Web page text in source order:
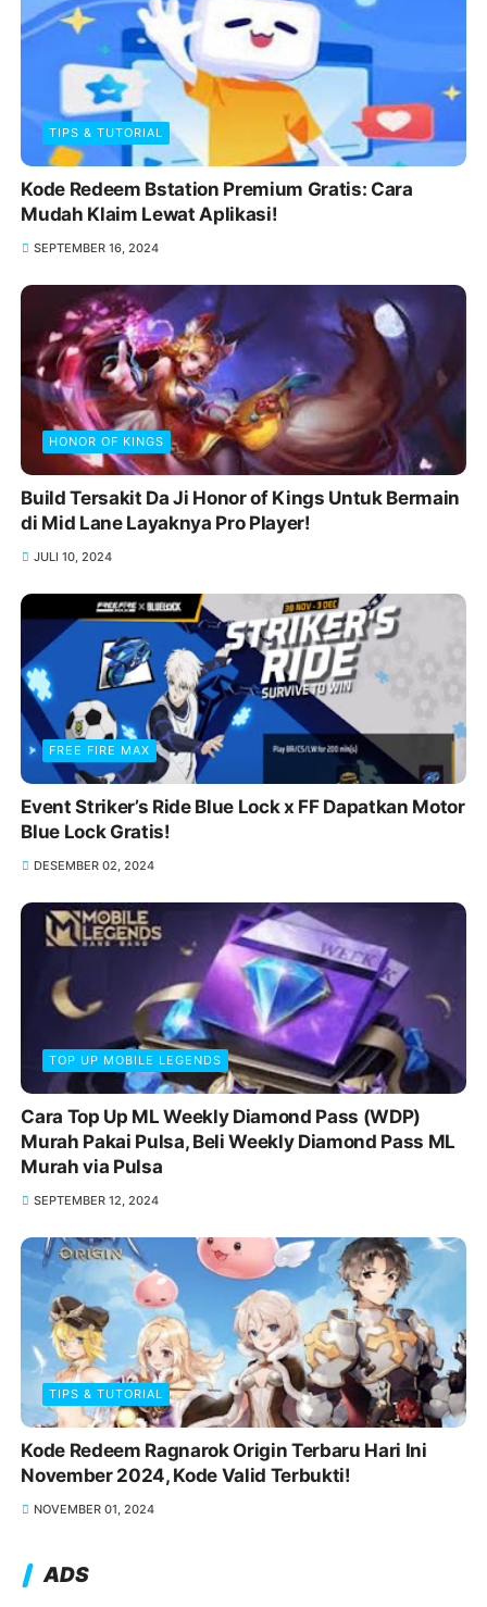
TIPS & TUTORIAL
Kode Redeem Bstation Premium Gratis: Cara
Mudah Klaim Lewat Aplikasi!
SEPTEMBER 16, 2024
HONOR OF KINGS
Build Tersakit Da Ji Honor of Kings Untuk Bermain
di Mid Lane Layaknya Pro Player!
JULI 10, 2024
FREE FIRE MAX
Event Striker’s Ride Blue Lock x FF Dapatkan Motor
Blue Lock Gratis!
DESEMBER 02, 2024
TOP UP MOBILE LEGENDS
Cara Top Up ML Weekly Diamond Pass (WDP)
Murah Pakai Pulsa, Beli Weekly Diamond Pass ML
Murah via Pulsa
SEPTEMBER 12, 2024
TIPS & TUTORIAL
Kode Redeem Ragnarok Origin Terbaru Hari Ini
November 2024, Kode Valid Terbukti!
NOVEMBER 01, 2024
ADS